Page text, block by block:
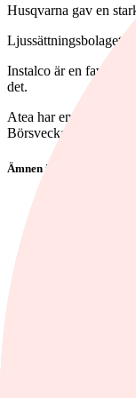
Husqvarna gav en
Ljussättningsbolaget
Instalco är en favorit
det.
Atea har en
Börsveckan och ger
Ämnen i artikeln
Essity
Permascand
CAG Group
Resurs